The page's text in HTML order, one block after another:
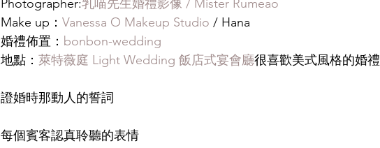
Photographer:乳喵先生婚禮影像 / Mister Rumeao
Make up： Vanessa O Makeup Studio / Hana
婚禮佈置： bonbon-wedding
地點： 萊特薇庭 Light Wedding 飯店式宴會廳很喜歡美式風格的婚禮
證婚時那動人的誓詞
每個賓客認真聆聽的表情